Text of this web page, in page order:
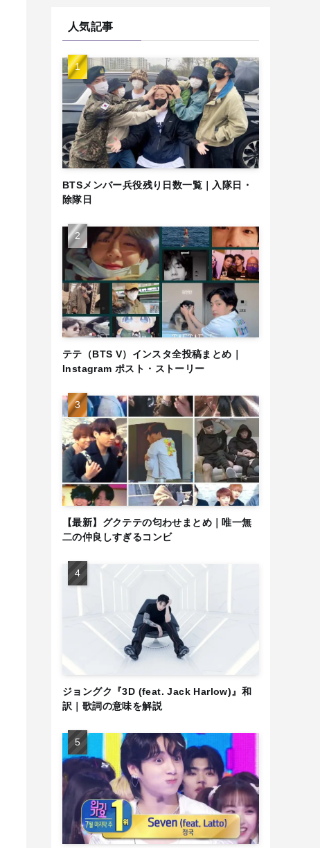
人気記事
BTSメンバー兵役残り日数一覧｜入隊日・
除隊日
テテ（BTS V）インスタ全投稿まとめ｜
Instagram ポスト・ストーリー
【最新】グクテテの匂わせまとめ｜唯一無
二の仲良しすぎるコンビ
ジョングク『3D (feat. Jack Harlow)』和
訳｜歌詞の意味を解説